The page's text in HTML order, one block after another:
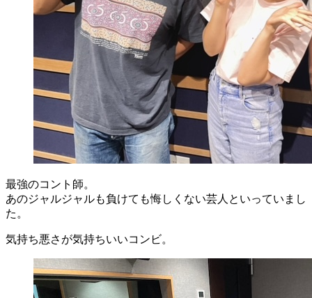
最強のコント師。
あのジャルジャルも負けても悔しくない芸人といっていまし
た。
気持ち悪さが気持ちいいコンビ。